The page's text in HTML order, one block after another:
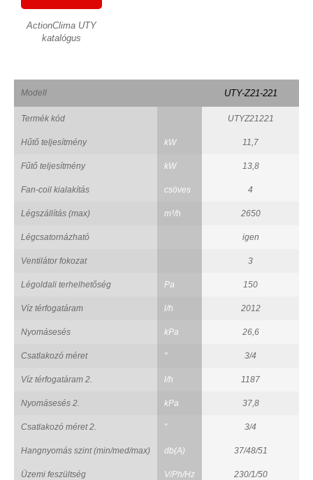
ActionClima UTY
katalógus
Modell UTY-Z21-221
Termék kód UTYZ21221
Hűtő teljesítmény kW 11,7
Fűtő teljesítmény kW 13,8
Fan-coil kialakítás csöves 4
Légszállítás (max) m³/h 2650
Légcsatornázható igen
Ventilátor fokozat 3
Légoldali terhelhetőség Pa 150
Víz térfogatáram l/h 2012
Nyomásesés kPa 26,6
Csatlakozó méret " 3/4
Víz térfogatáram 2. l/h 1187
Nyomásesés 2. kPa 37,8
Csatlakozó méret 2. " 3/4
Hangnyomás szint (min/med/max) db(A) 37/48/51
Üzemi feszültség V/Ph/Hz 230/1/50